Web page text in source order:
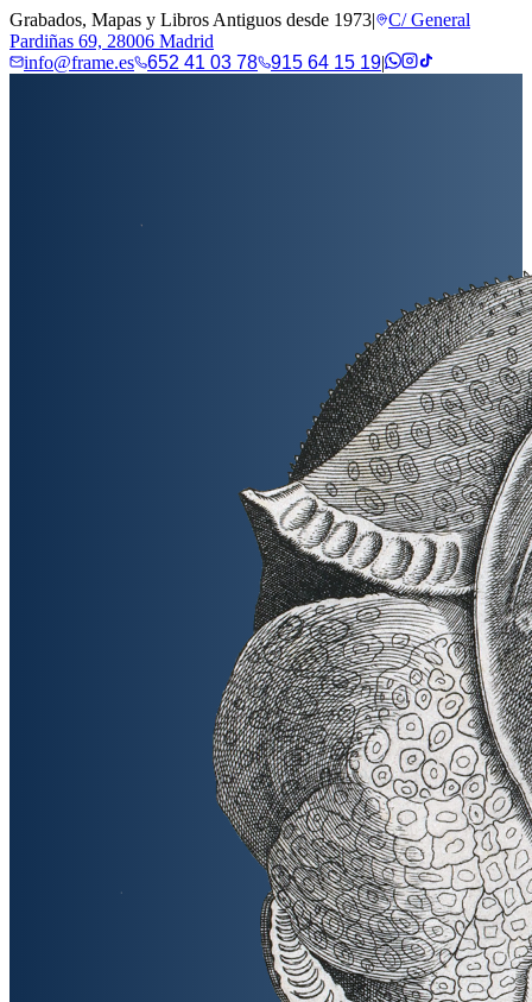
Grabados, Mapas y Libros Antiguos desde 1973|
C/ General
Pardiñas 69, 28006 Madrid
info@frame.es
652 41 03 78 915 64 15 19|